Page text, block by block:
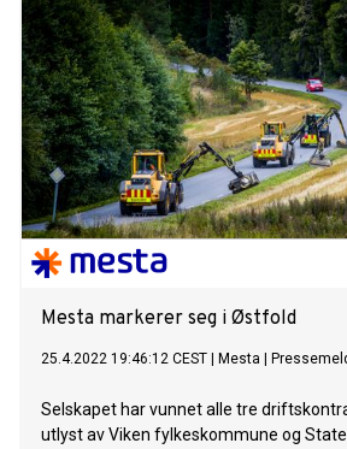
Mesta markerer seg i Østfold
25.4.2022 19:46:12 CEST Mesta
Selskapet har vunnet alle tre
utlyst av Viken fylkeskommune og